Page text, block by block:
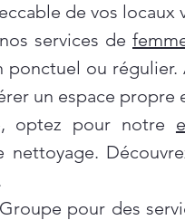
de vos locaux
services de
ou régulier.
un espace propre
optez pour notre
pour des